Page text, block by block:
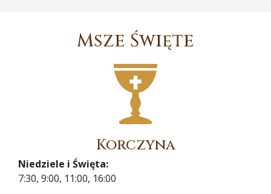
Msze Święte
Korczyna
Niedziele i Święta:
7:30, 9:00, 11:00, 16:00